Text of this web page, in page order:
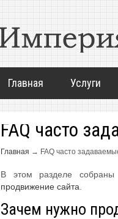
Главная Услуги
FAQ часто
Главная → FAQ часто
В этом разделе собраны
продвижение сайта
Зачем нужно